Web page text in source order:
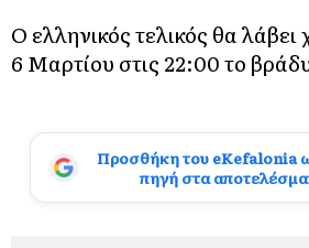
Ο ελληνικός τελικός θα
6 Μαρτίου στις 22:00 το
Προσθήκη του eKefalonia
πηγή στα